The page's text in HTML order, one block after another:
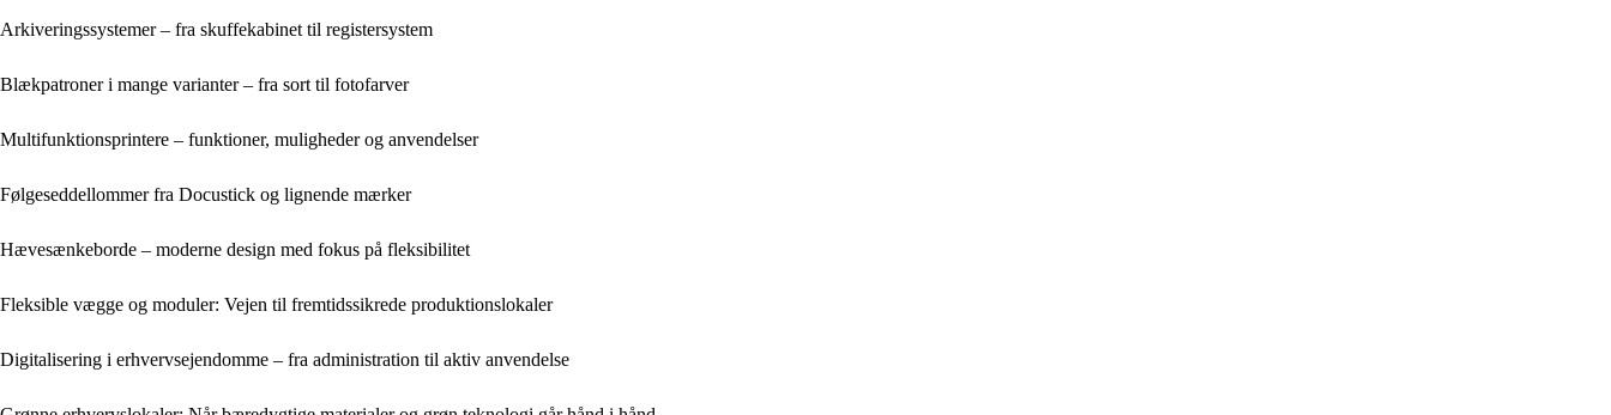
Arkiveringssystemer – fra skuffekabinet til registersystem
Blækpatroner i mange varianter – fra sort til fotofarver
Multifunktionsprintere – funktioner, muligheder og anvendelser
Følgeseddellommer fra Docustick og lignende mærker
Hævesænkeborde – moderne design med fokus på fleksibilitet
Fleksible vægge og moduler: Vejen til fremtidssikrede produktionslokaler
Digitalisering i erhvervsejendomme – fra administration til aktiv anvendelse